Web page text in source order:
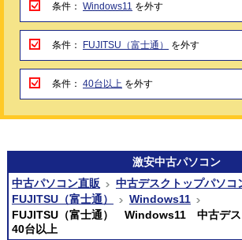
条件： Windows11 を外す
条件： FUJITSU（富士通） を外す
条件： 40台以上 を外す
激安中古パソコン
中古パソコン直販
中古デスクトップパソコ
FUJITSU（富士通）
Windows11
FUJITSU（富士通） Windows11 中古デ
40台以上